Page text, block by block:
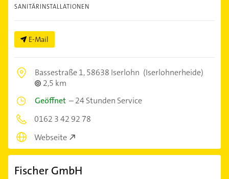
SANITÄRINSTALLATIONEN
E-Mail
Bassestraße 1,58638 Iserlohn (Iserlohnerheide)
2,5 km
Geöffnet –24 Stunden Service
0162 3 42 92 78
Webseite
Fischer GmbH